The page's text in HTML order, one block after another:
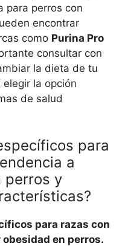
para perros con
encontrar
como Purina Pro
consultar con
la dieta de tu
la opción
de salud
para
a
perros y
para razas con
en perros.